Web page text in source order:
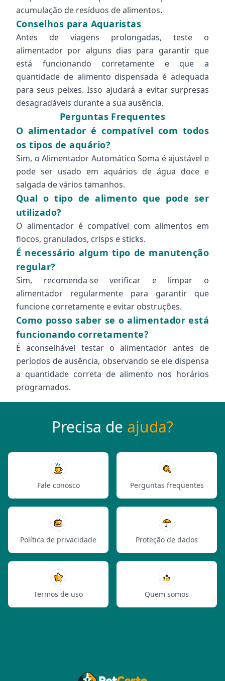
acumulação de resíduos de alimentos.
Conselhos para Aquaristas
Antes de viagens prolongadas, teste o
alimentador por alguns dias para garantir que
está funcionando corretamente e que a
quantidade de alimento dispensada é adequada
para seus peixes. Isso ajudará a evitar surpresas
desagradáveis durante a sua ausência.
Perguntas Frequentes
O alimentador é compatível com todos
os tipos de aquário?
Sim, o Alimentador Automático Soma é ajustável e
pode ser usado em aquários de água doce e
salgada de vários tamanhos.
Qual o tipo de alimento que pode ser
utilizado?
O alimentador é compatível com alimentos em
flocos, granulados, crisps e sticks.
É necessário algum tipo de manutenção
regular?
Sim, recomenda-se verificar e limpar o
alimentador regularmente para garantir que
funcione corretamente e evitar obstruções.
Como posso saber se o alimentador está
funcionando corretamente?
É aconselhável testar o alimentador antes de
períodos de ausência, observando se ele dispensa
a quantidade correta de alimento nos horários
programados.
Precisa de ajuda?
Fale conosco Perguntas frequentes
Política de privacidade Proteção de dados
Termos de uso Quem somos